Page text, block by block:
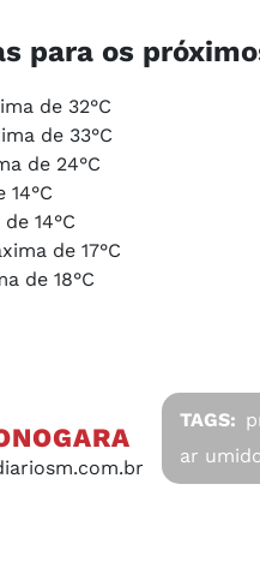
para os
de 32°C
de 33°C
de 24°C
14°C
de 17°C
de 18°C
TAGS:
ar